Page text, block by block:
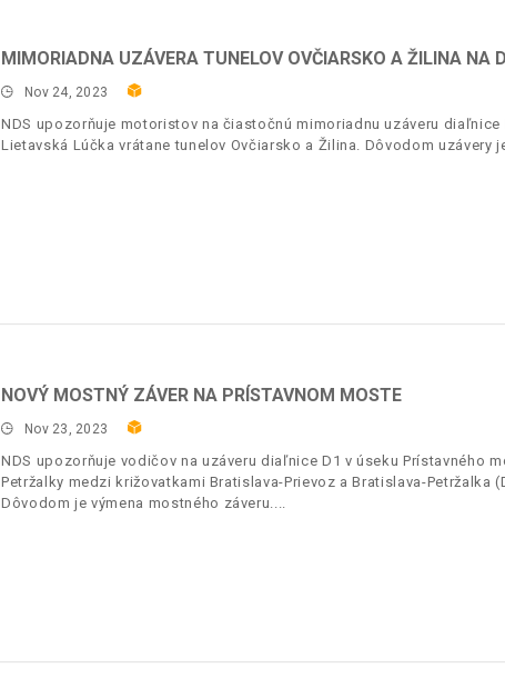
MIMORIADNA UZÁVERA TUNELOV OVČIARSKO A ŽILINA NA
Nov 24, 2023
NDS upozorňuje motoristov na čiastočnú mimoriadnu uzáveru diaľnice
Lietavská Lúčka vrátane tunelov Ovčiarsko a Žilina. Dôvodom uzávery
NOVÝ MOSTNÝ ZÁVER NA PRÍSTAVNOM MOSTE
Nov 23, 2023
NDS upozorňuje vodičov na uzáveru diaľnice D1 v úseku Prístavného
Petržalky medzi križovatkami Bratislava-Prievoz a Bratislava-Petržalka
Dôvodom je výmena mostného záveru.